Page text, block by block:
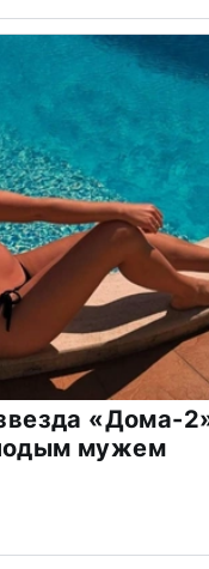
«Дома-
мужем